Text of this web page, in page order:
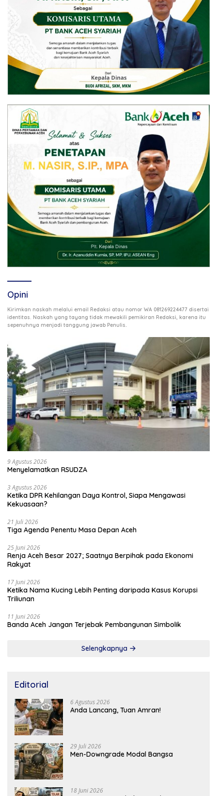
Opini
Kirimkan naskah melalui email Redaksi atau nomor WA 081269224477 disertai
identitas. Naskah yang tayang tidak mewakili pemikiran Redaksi, karena itu
sepenuhnya menjadi tanggung jawab Penulis
9 Agustus 2026
Menyelamatkan RSUDZA
3 Agustus 2026
Ketika DPR Kehilangan Daya Kontrol, Siapa Mengawasi
Kekuasaan?
21 Juli 2026
Tiga Agenda Penentu Masa Depan Aceh
25 Juni 2026
Renja Aceh Besar 2027; Saatnya Berpihak pada Ekonomi
Rakyat
17 Juni 2026
Ketika Nama Kucing Lebih Penting daripada Kasus Korupsi
Triliunan
11 Juni 2026
Banda Aceh Jangan Terjebak Pembangunan Simbolik
Selengkapnya
Editorial
6 Agustus 2026
Anda Lancang, Tuan Amran!
29 Juli 2026
Men-Downgrade Modal Bangsa
18 Juni 2026